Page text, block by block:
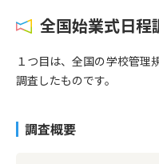
全国始業式日程
１つ目は、全国の学校管理
調査したものです。
調査概要